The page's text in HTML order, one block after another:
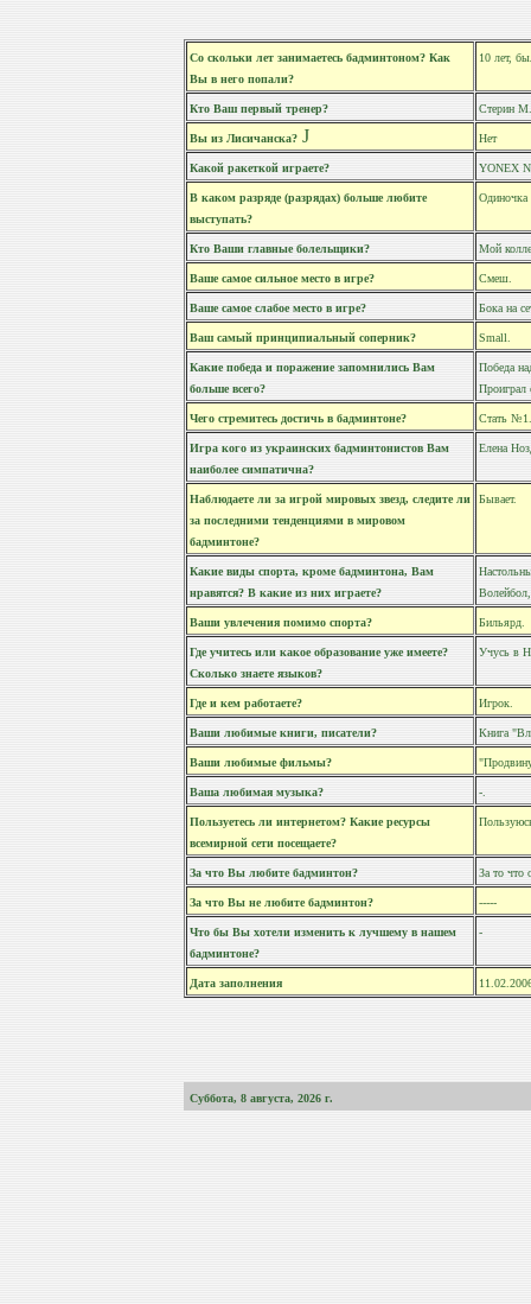
Со скольки лет занимаетесь бадминтоном? Как
Вы в него попали?
10 лет,
Кто Ваш первый тренер? Стерин
Вы из Лисичанска? J Нет
Какой ракеткой играете? YONEX
В каком разряде (разрядах) больше любите
выступать?
Одиночка
Кто Ваши главные болельщики? Мой
Ваше самое сильное место в игре? Смеш.
Ваше самое слабое место в игре? Бока на
Ваш самый принципиальный соперник? Small.
Какие победа и поражение запомнились Вам
больше всего?
Победа
Проиграл
Чего стремитесь достичь в бадминтоне? Стать №1.
Игра кого из украинских бадминтонистов Вам
наиболее симпатична?
Елена
Наблюдаете ли за игрой мировых звезд, следите ли
за последними тенденциями в мировом
бадминтоне?
Бывает.
Какие виды спорта, кроме бадминтона, Вам
нравятся? В какие из них играете?
Ваши увлечения помимо спорта? Бильярд.
Где учитесь или какое образование уже имеете?
Сколько знаете языков?
Учусь в
Где и кем работаете? Игрок.
Ваши любимые книги, писатели? Книга
Ваши любимые фильмы?
Ваша любимая музыка? -.
Пользуетесь ли интернетом? Какие ресурсы
всемирной сети посещаете?
За что Вы любите бадминтон? За то что
За что Вы не любите бадминтон? -----
Что бы Вы хотели изменить к лучшему в нашем
бадминтоне?
-
Дата заполнения
Суббота, 8 августа, 2026 г.